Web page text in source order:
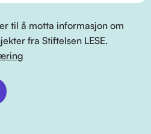
til å motta informasjon om
fra Stiftelsen LESE.